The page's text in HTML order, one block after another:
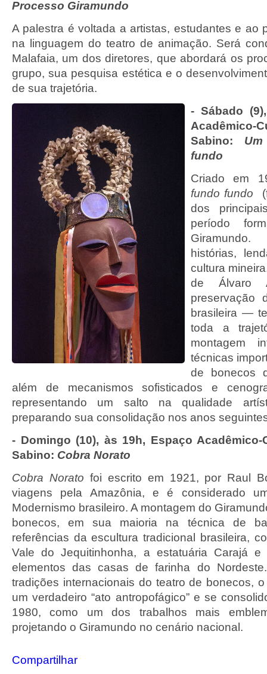
Processo Giramundo
A palestra é voltada a artistas, estudantes e ao
na linguagem do teatro de animação. Será
Malafaia, um dos diretores, que abordará os
grupo, sua pesquisa estética e o
de sua trajetória.
- Sábado
Acadêmico-
Sabino:
fundo
Criado em
fundo fundo
dos
período
histórias,
cultura
de Álvaro
preservação
brasileira —
toda a
montagem
técnicas
de bonecos
além de mecanismos sofisticados e
representando um salto na qualidade
preparando sua consolidação nos anos
- Domingo (10), às 19h, Espaço Acadêmico-
Sabino: Cobra Norato
Cobra Norato foi escrito em 1921, por Raul
viagens pela Amazônia, e é considerado
Modernismo brasileiro. A montagem do
bonecos, em sua maioria na técnica de
referências da escultura tradicional brasileira,
Vale do Jequitinhonha, a estatuária Carajá
elementos das casas de farinha do
tradições internacionais do teatro de bonecos,
um verdadeiro “ato antropofágico” e se
1980, como um dos trabalhos mais
projetando o Giramundo no cenário nacional.
Compartilhar